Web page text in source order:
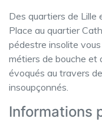
Des quartiers de Lille
Place au quartier
pédestre insolite
métiers de bouche et
évoqués au travers
insoupçonnés.
Informations